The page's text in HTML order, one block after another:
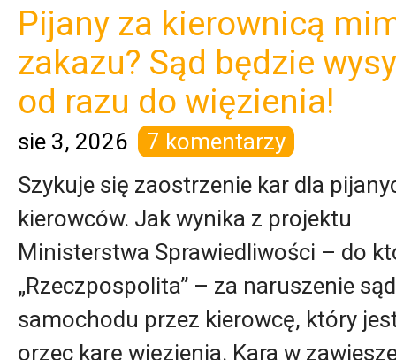
Pijany za kierownicą
zakazu? Sąd będzie
od razu do więzienia!
sie 3, 2026
7 komentarzy
Szykuje się zaostrzenie kar dla
kierowców. Jak wynika z projektu
Ministerstwa Sprawiedliwości – do
„Rzeczpospolita” – za naruszenie
samochodu przez kierowcę, który
orzec karę więzienia. Kara w